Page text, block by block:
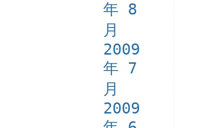
年 8
月
2009
年 7
月
2009